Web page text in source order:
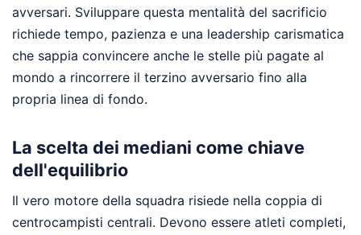
avversari. Sviluppare questa mentalità del sacrificio
richiede tempo, pazienza e una leadership carismatica
che sappia convincere anche le stelle più pagate al
mondo a rincorrere il terzino avversario fino alla
propria linea di fondo.
La scelta dei mediani come chiave
dell'equilibrio
Il vero motore della squadra risiede nella coppia di
centrocampisti centrali. Devono essere atleti completi,